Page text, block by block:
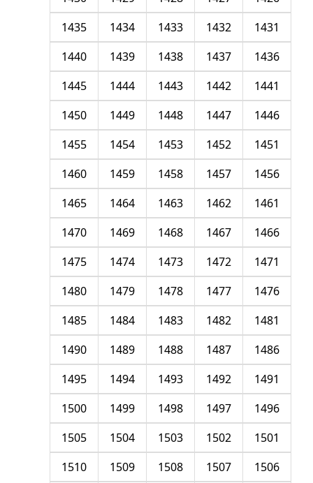
1431
1432
1433
1434
1435
1436
1437
1438
1439
1440
1441
1442
1443
1444
1445
1446
1447
1448
1449
1450
1451
1452
1453
1454
1455
1456
1457
1458
1459
1460
1461
1462
1463
1464
1465
1466
1467
1468
1469
1470
1471
1472
1473
1474
1475
1476
1477
1478
1479
1480
1481
1482
1483
1484
1485
1486
1487
1488
1489
1490
1491
1492
1493
1494
1495
1496
1497
1498
1499
1500
1501
1502
1503
1504
1505
1506
1507
1508
1509
1510